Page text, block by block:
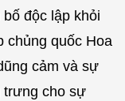
độc lập khỏi
chủng quốc Hoa
cảm và sự
trưng cho sự